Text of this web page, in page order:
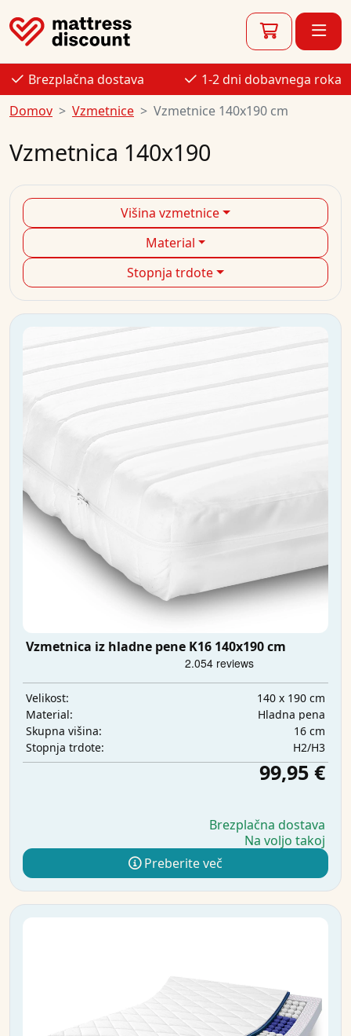
Brezplačna dostava
1-2 dni dobavnega roka
Domov
Vzmetnice Vzmetnice 140x190 cm
Vzmetnica 140x190
Višina vzmetnice
Material
Stopnja trdote
Vzmetnica iz hladne pene K16 140x190 cm
Velikost:
140 x 190 cm
Material:
Hladna pena
Skupna višina:
16 cm
Stopnja trdote:
H2/H3
99,95 €
Brezplačna dostava
Na voljo takoj
Preberite več